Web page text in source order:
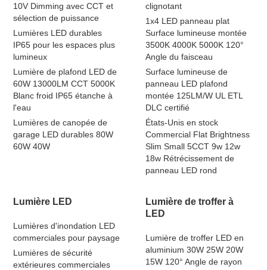
10V Dimming avec CCT et
sélection de puissance
Lumières LED durables
IP65 pour les espaces plus
lumineux
Lumière de plafond LED de
60W 13000LM CCT 5000K
Blanc froid IP65 étanche à
l'eau
Lumières de canopée de
garage LED durables 80W
60W 40W
clignotant
1x4 LED panneau plat
Surface lumineuse montée
3500K 4000K 5000K 120°
Angle du faisceau
Surface lumineuse de
panneau LED plafond
montée 125LM/W UL ETL
DLC certifié
États-Unis en stock
Commercial Flat Brightness
Slim Small 5CCT 9w 12w
18w Rétrécissement de
panneau LED rond
Lumière LED
Lumières d'inondation LED
commerciales pour paysage
Lumières de sécurité
extérieures commerciales
Lumière de troffer à
LED
Lumière de troffer LED en
aluminium 30W 25W 20W
15W 120° Angle de rayon